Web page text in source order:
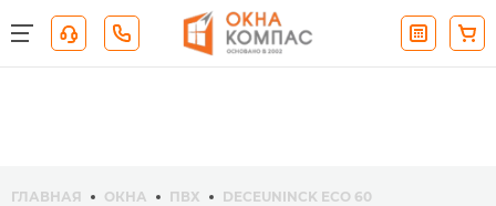
ГЛАВНАЯ ОКНА ПВХ DECEUNINCK ECO 60